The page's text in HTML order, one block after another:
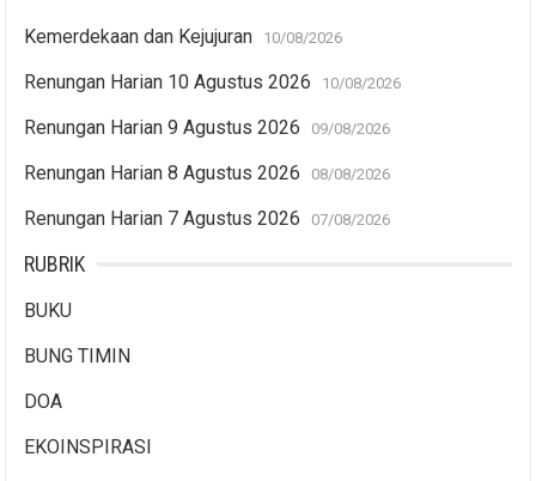
Kemerdekaan dan Kejujuran 10/08/2026
Renungan Harian 10 Agustus 2026 10/08/2026
Renungan Harian 9 Agustus 2026 09/08/2026
Renungan Harian 8 Agustus 2026 08/08/2026
Renungan Harian 7 Agustus 2026 07/08/2026
RUBRIK
BUKU
BUNG TIMIN
DOA
EKOINSPIRASI